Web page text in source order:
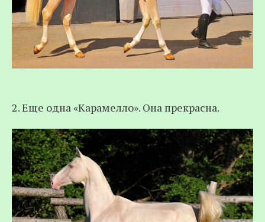
2. Еще одна «Карамелло». Она прекрасна.